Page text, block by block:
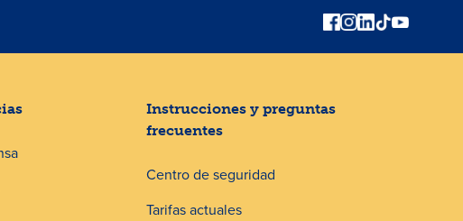
Instrucciones y preguntas
frecuentes
Centro de seguridad
Tarifas actuales